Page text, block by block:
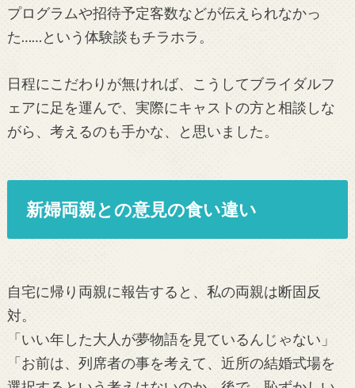
プログラムや招待予定客数などが伝えられなかっ
た……という体験談もチラホラ。
日程にこだわりが無ければ、こうしてブライダルフ
ェアに足を運んで、実際にキャストの方と相談しな
がら、考えるのも手かな、と思いました。
新婦両親との意見の食い違い
自宅に帰り両親に報告すると、私の両親は断固反
対。
「いい年した大人が夢物語を見ているんじゃない」
「お前は、列席者の事を考えて、近所の結婚式場を